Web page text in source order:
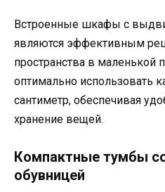
Встроенные шкафы с
являются эффективным
пространства в маленькой
оптимально использовать
сантиметр, обеспечивая
хранение вещей.
Компактные тумбы
обувницей